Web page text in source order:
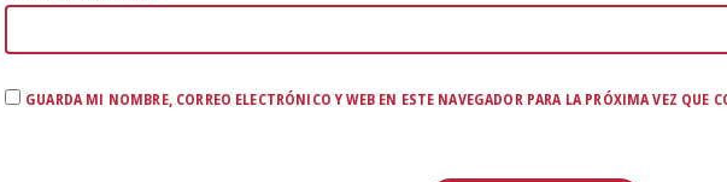
GUARDA MI NOMBRE, CORREO ELECTRÓNICO Y WEB EN ESTE NAVEGADOR PARA LA PRÓXIMA VEZ QUE